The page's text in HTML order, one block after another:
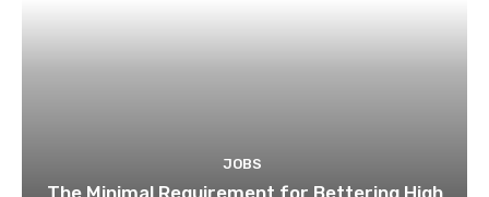
JOBS